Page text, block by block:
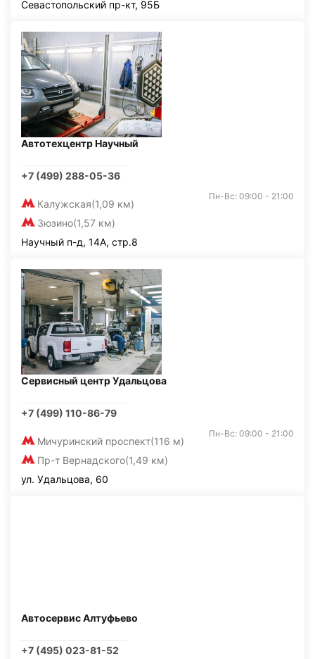
Севастопольский пр-кт, 95Б
Автотехцентр Научный
+7 (499) 288-05-36
Калужская(1,09 км)
Зюзино(1,57 км)
Пн-Вс: 09:00 - 21:00
Научный п-д, 14А, стр.8
Сервисный центр Удальцова
+7 (499) 110-86-79
Мичуринский проспект(116 м)
Пр-т Вернадского(1,49 км)
Пн-Вс: 09:00 - 21:00
ул. Удальцова, 60
Автосервис Алтуфьево
+7 (495) 023-81-52